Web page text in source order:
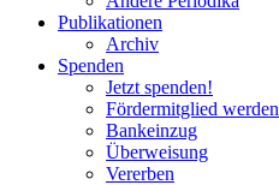
Publikationen
Archiv
Spenden
Jetzt spenden!
Fördermitglied werden
Bankeinzug
Überweisung
Vererben